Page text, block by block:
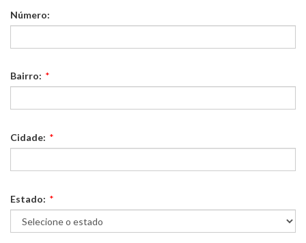
Número:
Bairro: *
Cidade: *
Estado: *